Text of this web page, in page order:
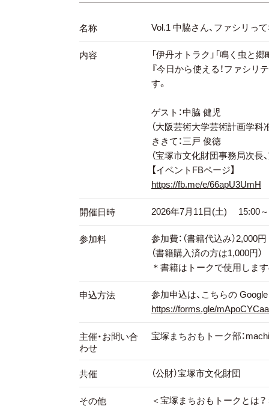
名称 Vol.1 中脇さん、ファシリっ
内容
「伊丹オトラク」「鳴く虫と
『今日から使える！ファシ
す。
ゲスト：中脇 健児
（大阪芸術大学芸術計画学科
ききて：三戸 俊徳
（宝塚市文化財団事務局次長
【イベントFBページ】
https://fb.me/e/66apU3UmH
開催日時 2026年7月11日(土) 15:00
参加料
参加費：（書籍代込み）2,000円
（書籍購入済の方は1,000円）
＊書籍はトークで使用しま
申込方法
参加申込は、こちらの
https://forms.gle/
主催・お問い合
わせ
宝塚まちおもトーク部：
共催 （公財）宝塚市文化財団
その他
＜宝塚まちおもトークとは？